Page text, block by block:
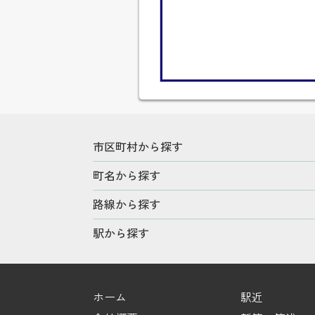
市区町村から探す
町名から探す
路線から探す
駅から探す
ホーム
駅近